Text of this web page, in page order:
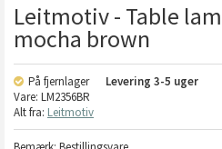
Leitmotiv - Table
mocha brown
På fjernlager Levering 3-5 uger
Vare: LM2356BR
Alt fra: Leitmotiv